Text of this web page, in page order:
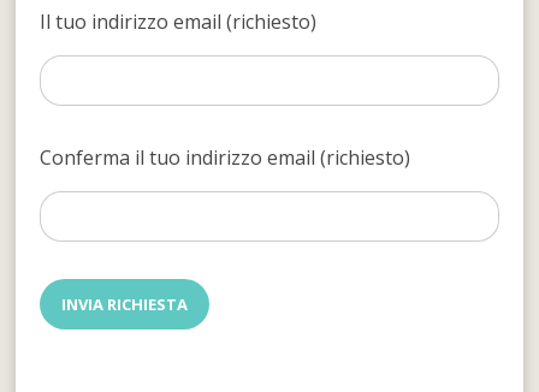
Il tuo indirizzo email (richiesto)
Conferma il tuo indirizzo email (richiesto)